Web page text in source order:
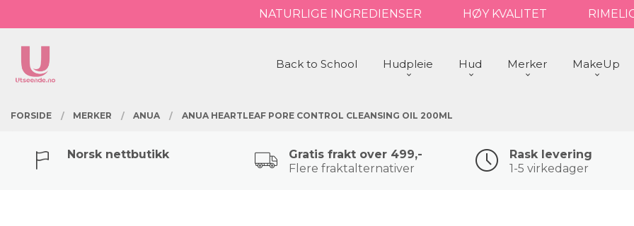
til
NATURLIGE INGREDIENSER HØY KVALITET
PRODUKTER
Back to School Hudpleie Hud Merker MakeUp
FORSIDE MERKER ANUA ANUA HEARTLEAF PORE CONTROL CLEANSING OIL 200ML
Norsk nettbutikk
Gratis frakt over 499,-
Flere fraktalternativer
Rask levering
1-5 virkedager